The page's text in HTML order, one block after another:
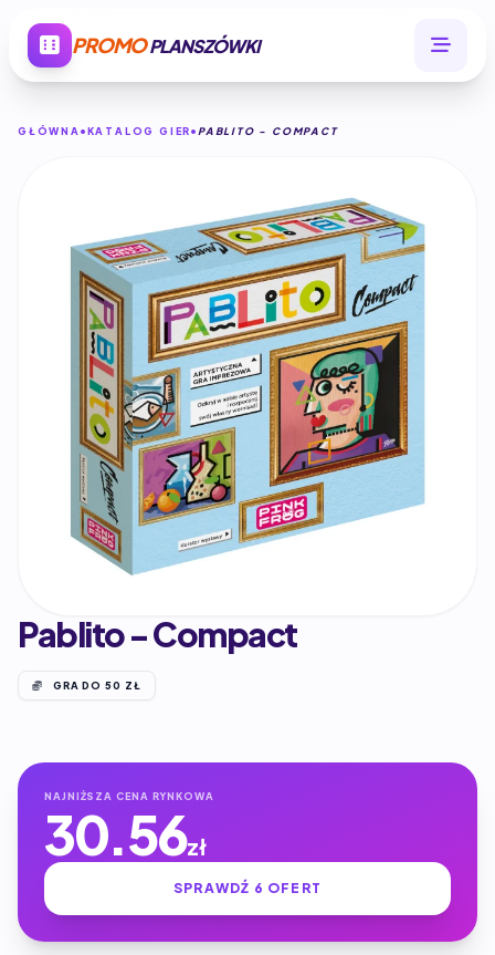
PROMOPLANSZÓWKI
GŁÓWNA KATALOG GIER PABLITO - COMPACT
Pablito - Compact
GRA DO 50 ZŁ
NAJNIŻSZA CENA RYNKOWA
30.56zł
SPRAWDŹ 6 OFERT